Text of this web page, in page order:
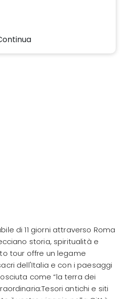
di 11 giorni attraverso Roma
storia, spiritualità e
tour offre un legame
dell'Italia e con i paesaggi
come “la terra dei
antichi e siti